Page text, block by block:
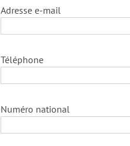
Adresse e-mail
Téléphone
Numéro national